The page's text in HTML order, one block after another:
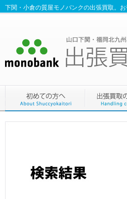
下関・小倉の質屋モノバンクの出張買取。